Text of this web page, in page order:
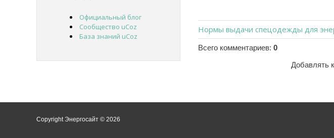
Нормы выдачи спецодежды для
Всего комментариев: 0
Добавлять
Официальный блог
Сообщество uCoz
База знаний uCoz
Copyright Энергосайт © 2026